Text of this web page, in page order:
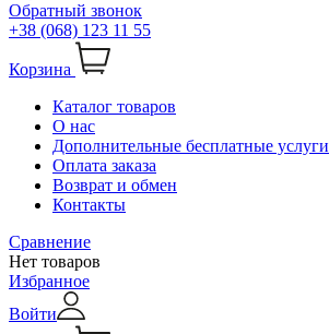
Обратный звонок
+38 (068) 123 11 55
Корзина
Каталог товаров
О нас
Дополнительные бесплатные услуги
Оплата заказа
Возврат и обмен
Контакты
Сравнение
Нет товаров
Избранное
Войти